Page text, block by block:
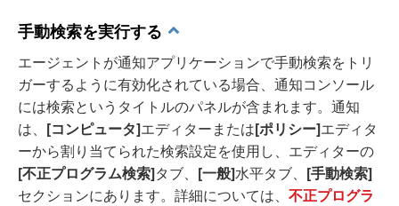
手動検索を実行する
エージェントが通知アプリケーションで手動検索をトリ
ガーするように有効化されている場合、通知コンソール
には検索というタイトルのパネルが含まれます。通知
は、 [コンピュータ]エディターまたは[ポリシー]エディタ
ーから割り当てられた検索設定を使用し、エディターの
[不正プログラム検索]タブ、 [一般]水平タブ、 [手動検索]
セクションにあります。詳細については、 不正プログラ